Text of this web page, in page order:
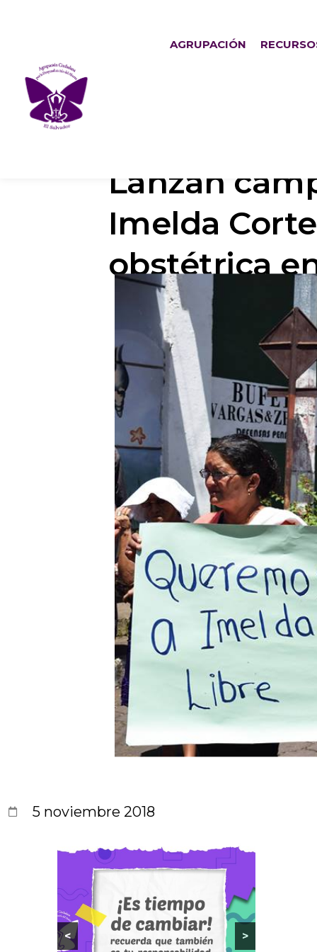
AGRUPACIÓN
Lanzan
Imelda
obstétrica
5 noviembre 2018